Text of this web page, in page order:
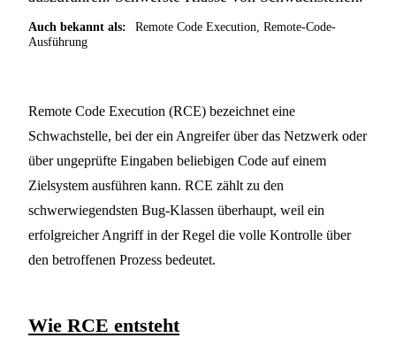
Auch bekannt als:
Remote Code Execution, Remote-Code-
Ausführung
Remote Code Execution (RCE) bezeichnet eine
Schwachstelle, bei der ein Angreifer über das Netzwerk oder
über ungeprüfte Eingaben beliebigen Code auf einem
Zielsystem ausführen kann. RCE zählt zu den
schwerwiegendsten Bug-Klassen überhaupt, weil ein
erfolgreicher Angriff in der Regel die volle Kontrolle über
den betroffenen Prozess bedeutet.
Wie RCE entsteht